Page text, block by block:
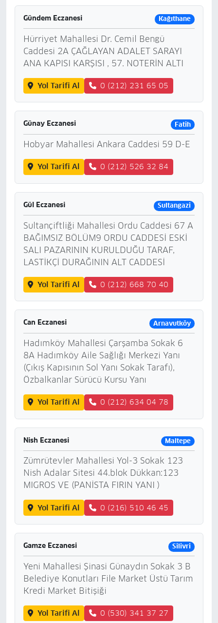
Gündem Eczanesi Kağıthane
Hürriyet Mahallesi Dr. Cemil Bengü
Caddesi 2A ÇAĞLAYAN ADALET SARAYI
ANA KAPISI KARŞISI , 57. NOTERİN ALTI
Yol Tarifi Al 0 (212) 231 65 05
Günay Eczanesi Fatih
Hobyar Mahallesi Ankara Caddesi 59 D-E
Yol Tarifi Al 0 (212) 526 32 84
Gül Eczanesi Sultangazi
Sultançiftliği Mahallesi Ordu Caddesi 67 A
BAĞIMSIZ BÖLÜM9 ORDU CADDESİ ESKİ
SALI PAZARININ KURULDUĞU TARAF,
LASTİKÇİ DURAĞININ ALT CADDESİ
Yol Tarifi Al 0 (212) 668 70 40
Can Eczanesi Arnavutköy
Hadımköy Mahallesi Çarşamba Sokak 6
8A Hadımköy Aile Sağlığı Merkezi Yanı
(Çıkış Kapısının Sol Yanı Sokak Tarafı),
Özbalkanlar Sürücü Kursu Yanı
Yol Tarifi Al 0 (212) 634 04 78
Nish Eczanesi Maltepe
Zümrütevler Mahallesi Yol-3 Sokak 123
Nish Adalar Sitesi 44.blok Dükkan:123
MIGROS VE (PANİSTA FIRIN YANI )
Yol Tarifi Al 0 (216) 510 46 45
Gamze Eczanesi Silivri
Yeni Mahallesi Şinasi Günaydın Sokak 3 B
Belediye Konutları File Market Üstü Tarım
Kredi Market Bitişiği
Yol Tarifi Al 0 (530) 341 37 27